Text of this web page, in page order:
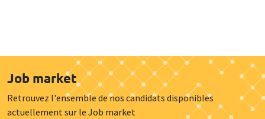
Job market
Retrouvez l'ensemble de nos candidats disponibles
actuellement sur le Job market